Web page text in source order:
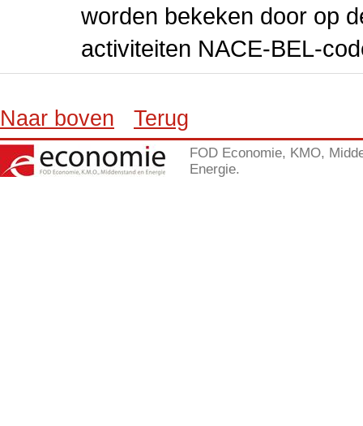
worden bekeken door op
activiteiten NACE-BEL-
Naar boven Terug
FOD Economie, KMO,
Energie.